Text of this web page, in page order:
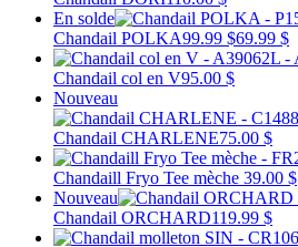
En solde
Chandail POLKA99.99 $69.99 $
Chandail col en V95.00 $
Nouveau
Chandail CHARLENE75.00 $
Chandaill Fryo Tee mèche 39.00 $
Nouveau
Chandail ORCHARD119.99 $